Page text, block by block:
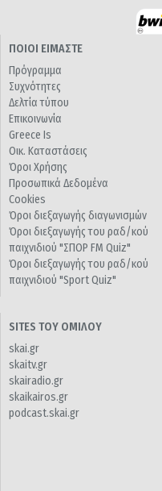
ΠΟΙΟΙ ΕΙΜΑΣΤΕ
Πρόγραμμα
Συχνότητες
Δελτία τύπου
Επικοινωνία
Greece Is
Οικ. Καταστάσεις
Όροι Χρήσης
Προσωπικά Δεδομένα
Cookies
Όροι διεξαγωγής διαγωνισμών
Όροι διεξαγωγής του ραδ/κού
παιχνιδιού "ΣΠΟΡ FM Quiz"
Όροι διεξαγωγής του ραδ/κού
παιχνιδιού "Sport Quiz"
SITES ΤΟΥ ΟΜΙΛΟΥ
skai.gr
skaitv.gr
skairadio.gr
skaikairos.gr
podcast.skai.gr